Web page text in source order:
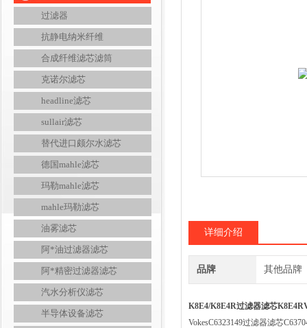
过滤器
抗静电纳米纤维
合成纤维滤芯滤筒
克诺尔滤芯
headline滤芯
sullair滤芯
替代进口颇尔水滤芯
德国mahle滤芯
玛勒mahle滤芯
mahle玛勒滤芯
油雾滤芯
阿*油过滤器滤芯
阿*精密过滤器滤芯
汽水分析仪滤芯
半导体设备滤芯
详细介绍
品牌 其他品牌
K8E4/K8E4R过滤器滤芯
VokesC6323149过滤器滤芯